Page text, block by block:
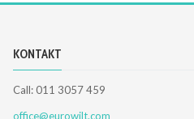
KONTAKT
Call: 011 3057 459
office@eurowilt.com